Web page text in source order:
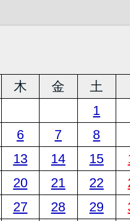
木 金 土
1
6 7
8
13 14 15
20 21 22
27 28 29